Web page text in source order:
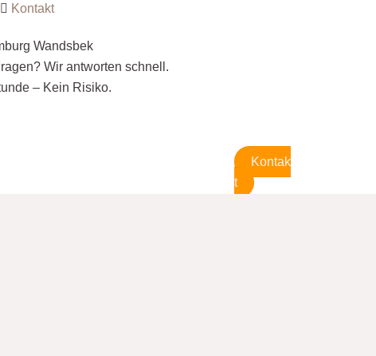
Kontakt
Wandsbek
Wir antworten schnell.
– Kein Risiko.
Kontak
t